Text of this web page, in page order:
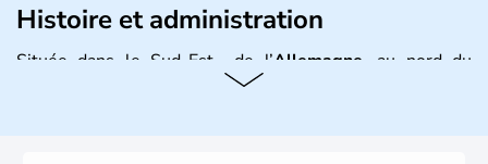
Histoire et administration
Située dans le Sud-Est de l’Allemagne , au nord du
fait partie des seize